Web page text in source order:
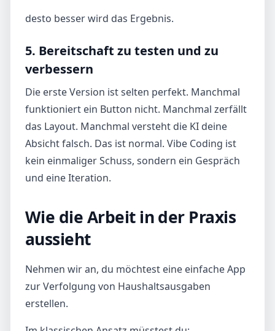
desto besser wird das Ergebnis.
5. Bereitschaft zu testen und zu
verbessern
Die erste Version ist selten perfekt. Manchmal
funktioniert ein Button nicht. Manchmal zerfällt
das Layout. Manchmal versteht die KI deine
Absicht falsch. Das ist normal. Vibe Coding ist
kein einmaliger Schuss, sondern ein Gespräch
und eine Iteration.
Wie die Arbeit in der Praxis
aussieht
Nehmen wir an, du möchtest eine einfache App
zur Verfolgung von Haushaltsausgaben
erstellen.